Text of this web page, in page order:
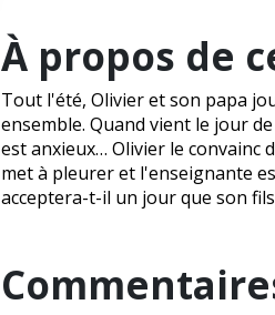
À propos de
Tout l'été, Olivier et son papa
ensemble. Quand vient le jour
est anxieux… Olivier le convainc
met à pleurer et l'enseignante
acceptera-t-il un jour que son fils